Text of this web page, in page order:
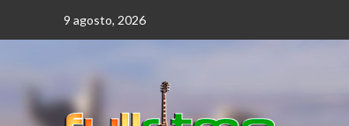
9 agosto, 2026